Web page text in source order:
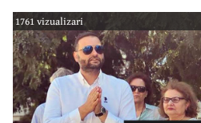
realizarea modernizării Străzii
finanțat prin Programul
Saligny”.
1761 vizualizari